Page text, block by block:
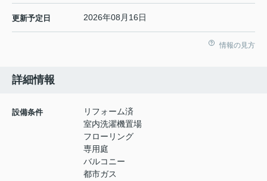
更新予定日 2026年08月16日
情報の見方
詳細情報
設備条件
リフォーム済
室内洗濯機置場
フローリング
専用庭
バルコニー
都市ガス